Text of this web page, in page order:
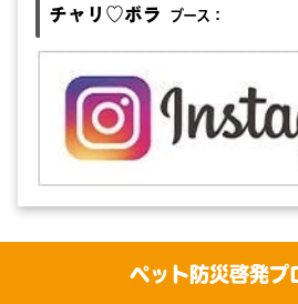
チャリ♡ボラ ブース：
ペット防災啓発プ